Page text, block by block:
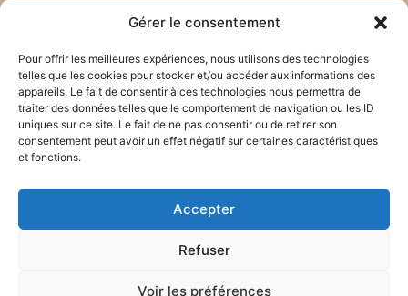
Gérer le consentement
Pour offrir les meilleures expériences, nous utilisons des technologies
telles que les cookies pour stocker et/ou accéder aux informations des
appareils. Le fait de consentir à ces technologies nous permettra de
traiter des données telles que le comportement de navigation ou les ID
uniques sur ce site. Le fait de ne pas consentir ou de retirer son
consentement peut avoir un effet négatif sur certaines caractéristiques
et fonctions.
Accepter
Refuser
Voir les préférences
Restons en lien !